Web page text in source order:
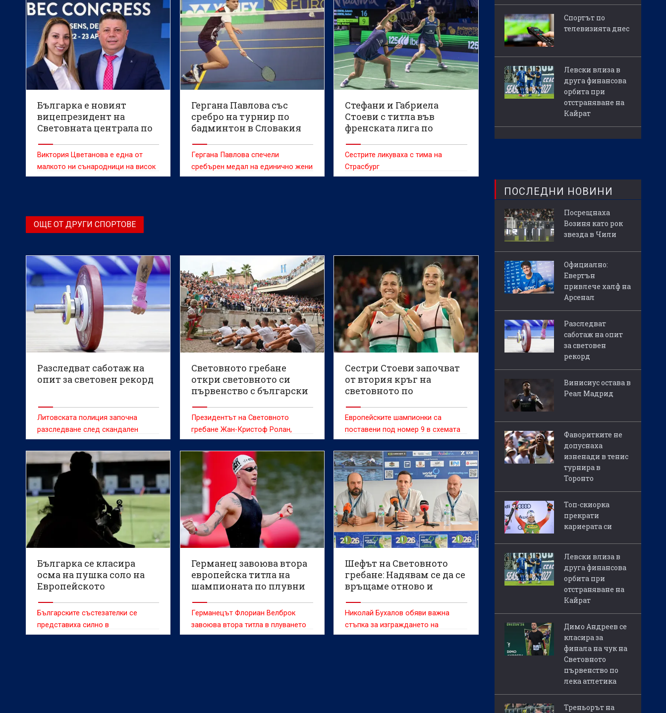
Българка е новият
вицепрезидент на
Световната централа по
Виктория Цветанова е една от
малкото ни сънародници на висок
пост в световните централи
Гергана Павлова със
сребро на турнир по
бадминтон в Словакия
Гергана Павлова спечели
сребърен медал на единично жени
на международния турнир по
Стефани и Габриела
Стоеви с титла във
френската лига по
Сестрите ликуваха с тима на
Страсбург
ОЩЕ ОТ ДРУГИ СПОРТОВЕ
Разследват саботаж на
опит за световен рекорд
Литовската полиция започна
разследване след скандален
инцидент по време на световното
първенство по класически силов
трибой, при който доброволец е
попречил на белгийската
състезателка Сонита Мулух да
атакува световен рекорд.
Световното гребане
откри световното си
първенство с български
гребане
Президентът на Световното
гребане Жан-Кристоф Ролан,
министърът на младежта и спорта
Енчо Керязов и председателят на
Българския олимпийски комитет
Весела Лечева дадоха старт на
Световното първенство по
гребане до 19 г., което ще се
проведе в Пловдив от 6 до 9
август.
Сестри Стоеви започват
от втория кръг на
световното по
Европейските шампионки са
поставени под номер 9 в схемата
Българка се класира
осма на пушка соло на
Европейското
стрелба
Българските състезателки се
представиха силно в
дисциплината 10 метра пушка,
Германец завоюва втора
европейска титла на
шампионата по плувни
Германецът Флориан Велброк
завоюва втора титла в плуването
на открити води на Европейското
Шефът на Световното
гребане: Надявам се да се
връщаме отново и
Николай Бухалов обяви важна
стъпка за изграждането на
съпътстващ гребен канал
Спортът по
телевизията днес
Левски влиза в
друга финансова
орбита при
отстраняване на
Кайрат
ПОСЛЕДНИ НОВИНИ
Посрещнаха
Возиня като рок
звезда в Чили
Официално:
Евертън
привлече халф на
Арсенал
Разследват
саботаж на опит
за световен
рекорд
Винисиус остава в
Реал Мадрид
Фаворитките не
допуснаха
изненади в тенис
турнира в
Торонто
Топ-скиорка
прекрати
кариерата си
Левски влиза в
друга финансова
орбита при
отстраняване на
Кайрат
Димо Андреев се
класира за
финала на чук на
Световното
първенство по
лека атлетика
Треньорът на